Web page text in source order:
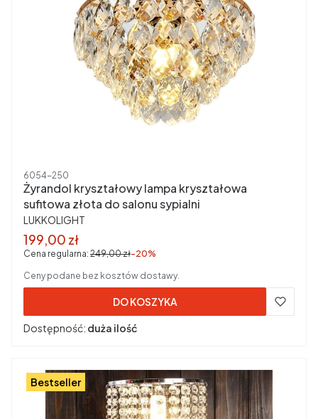
Kod produktu
6054-250
Żyrandol kryształowy lampa kryształowa
sufitowa złota do salonu sypialni
PRODUCENT
LUKKOLIGHT
Cena promocyjna brutto
199,00 zł
Cena regularna: 249,00 zł-20%
Ceny podane bez kosztów dostawy.
DO KOSZYKA
Dostępność: duża ilość
Bestseller